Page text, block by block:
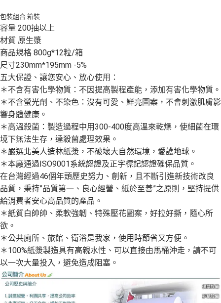
相關說明
【大哥付你分期使用說明】
1.本服務由台灣大哥大提供，台灣大哥大用戶可立即使用無須另外申請。
2.付款方式選擇「大哥付你分期」，訂單成立後會自動跳轉到大哥付的交易
流程，驗證手機門號後，選擇欲分期的期數、繳款截止日，確認付款後即完
成交易。
3.實際核准額度、可分期數及費用金額請依後續交易確認頁面所載為準。
4.訂單成立30分鐘內，如未前往確認交易或遇審核未通過，訂單將自動取
消。如遇「轉專審核」未通過狀況，表示未達大哥付你分期系統評分，恕無
法說明評估內容。
【繳款方式說明】
1.分期款項不併入電信帳單，「大哥付你分期」於每月結算日後寄送繳費提
醒簡訊。
2.透過簡訊連結打開帳單後，可選擇「超商條碼／台灣大直營門市／銀行轉
帳／街口支付／iPASS MONEY」等通路繳費。
【注意事項】
1.本服務係由「台灣大哥大股份有限公司」（以下簡稱本公司）所提供，讓
用戶於交易時，得透過本服務購買商品或服務，並由商店將買賣／分期付款
買賣價金債權讓與本公司後，依約使用本公司帳單繳交帳款。
2.基於同意付款使用「大哥付你分期」之契約關係目的，商店將以您的個人
資料（包含姓名、電話或地址）提供予台灣大哥大進項蒐集、處理及利用，
由本公司與您本人進行分期帳單所需資料之確認、核對及更正。
3.完整用戶服務條款，請詳閱以下連結：
AFTEE先享後付
相關說明
【關於「AFTEE先享後付」】
AFTEE先享後付是「在收到商品之後才付款」的支付方式。 讓您購物簡單
便利好安心！
１．簡單：不需註冊會員、不需綁卡、不需儲值。
２．便利：只要手機號碼，簡訊認證，即可結帳。
３．安心：先確認商品／服務後，再付款。
【「AFTEE先享後付」結帳流程】
１．於結帳方式選擇「AFTEE先享後付」後，將跳轉至「AFTEE先享後付」
結帳頁面，進行簡訊認證並確認金額後，即可完成結帳。
２．訂單成立數日內，您將收到繳費通知簡訊。
３．收到繳費通知簡訊後14天內，點擊此簡訊中的連結，可透過四大超商／
ATM／網路銀行／等多元方式進行付款，方視為交易完成。
※ 請注意：結帳手續完成當下不需立刻繳費，但若您需要取消訂單，請聯絡
後付繳納相關費用。
※ 交易是否成功請以「AFTEE先享後付 」之結帳頁面顯示為準，若有關於
是否繳費成功／繳費後需取消欲退款等相關疑問，請聯繫「AFTEE先享後付
客戶支援中心」
https://netprotections.freshdesk.com/support/home
【注意事項】
１．透過由恩沛科技股份有限公司提供之「AFTEE先享後付」服務完成之交
易，需依本服務之必要範圍內提供個人資料，並將交易相關給付款項請求債
權轉讓予恩沛科技股份有限公司。
２．關於個人資料處理事宜，請瀏覽以下網址：
https://aftee.tw/terms/#terms3
３．未成年的使用者請事先徵得法定代理人或監護人之同意方可使用
「AFTEE先享後付」，若未經同意申辦者引起之損失，本公司不負相關責
ATM付款
運送方式
免運優惠
免運費
包裝組合 箱裝
容量 200抽以上
材質 原生漿
商品規格 800g*12粒/箱
尺寸230mm*195mm -5%
五大保證、讓您安心、放心使用：
＊不含有害化學物質：不因提高製程產能，添加有害化學物質。
＊不含螢光劑、不染色：沒有可愛、鮮亮圖案，不會刺激肌膚影
響身體健康。
＊高溫殺菌：製造過程中用300-400度高溫來乾燥，使細菌在環
境下無法生存，達殺菌處理效果。
＊嚴選北美人造林紙漿，不破壞大自然環境，愛護地球。
＊本廠通過ISO9001系統認證及正字標記認證確保品質。
在台灣經過46個年頭歷史努力、創新，且不斷引進新技術改良
品質，秉持”品質第一、良心經營、紙於至善”之原則，堅持提供
給消費者安心高品質的產品。
＊紙質白帥帥、柔軟強韌、特殊壓花圖案，好拉好撕，隨心所
欲。
＊公共廁所、旅館、衛浴是我家，使用時節省又方便。
＊100%紙漿製造具有高親水性、可以直接由馬桶沖走，請不可
以一次大量投入，避免造成阻塞。